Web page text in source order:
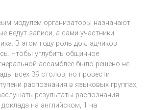
модулем организаторы назначают
ведут записи, а сами участники
В этом году роль докладчиков
Чтобы углубить общинное
ассамблее было решено не
всех 39 столов, но провести
распознания в языковых группах,
результаты распознания
на английском, 1 на